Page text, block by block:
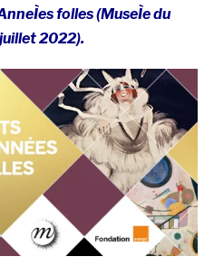
folles (MuseÌe du
2022).